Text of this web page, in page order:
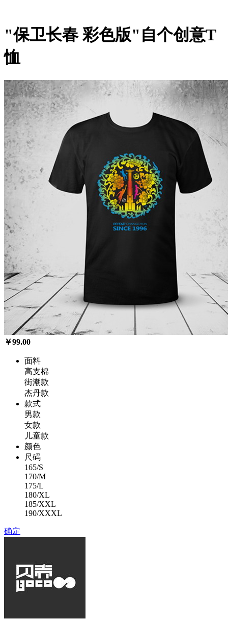
"保卫长春 彩色版"自个创意T
恤
￥99.00
面料
高支棉
街潮款
杰丹款
款式
男款
女款
儿童款
颜色
尺码
165/S
170/M
175/L
180/XL
185/XXL
190/XXXL
确定